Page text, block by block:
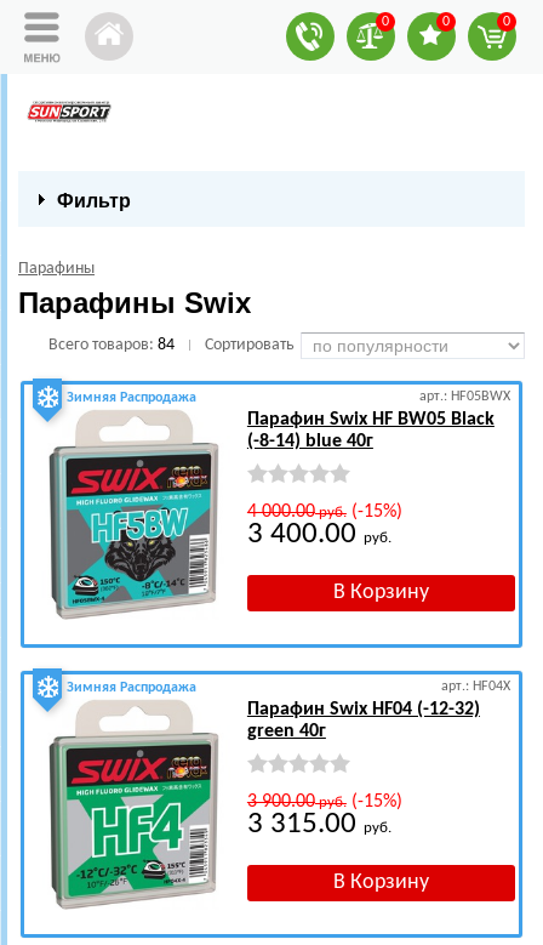
0 0 0
Фильтр
Парафины
Парафины Swix
Всего товаров: 84 Сортировать
Зимняя Распродажа арт.: HF05BWX
Парафин Swix HF BW05 Black
(-8-14) blue 40г
4 000.00руб.(-15%)
3 400.00 руб.
Зимняя Распродажа арт.: HF04X
Парафин Swix HF04 (-12-32)
green 40г
3 900.00руб.(-15%)
3 315.00 руб.